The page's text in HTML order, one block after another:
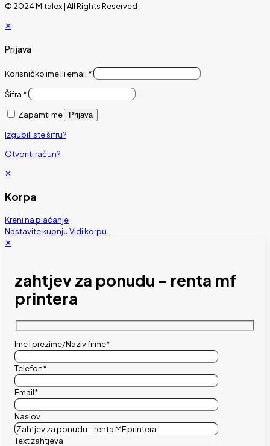
© 2024 Mitalex | All Rights Reserved
✕
Prijava
Korisničko ime ili email *
Šifra *
Zapamti me Prijava
Izgubili ste šifru?
Otvoriti račun?
✕
Korpa
Kreni na plaćanje
Nastavite kupnjuVidi korpu
✕
zahtjev za ponudu - renta mf
printera
Ime i prezime/Naziv firme*
Telefon*
Email*
Naslov
Text zahtjeva